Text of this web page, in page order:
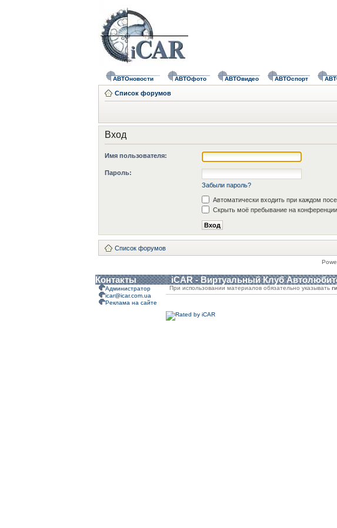
АВТОновости АВТОфото АВТОвидео АВТОспорт
Список форумов
Вход
Имя пользователя:
Пароль:
Забыли пароль?
Автоматически входить при каждом
Скрыть моё пребывание на конференции
Список форумов
Контакты iCAR - Виртуальный Клуб
Администратор
icar@icar.com.ua
Реклама на сайте
При использовании материалов обязательно указывать